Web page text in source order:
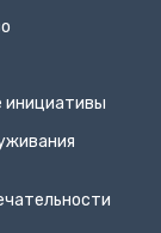
инициативы